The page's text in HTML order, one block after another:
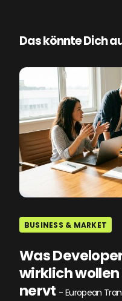
Das könnte Dich
BUSINESS & MARKET
Was
wirklich
nervt - European